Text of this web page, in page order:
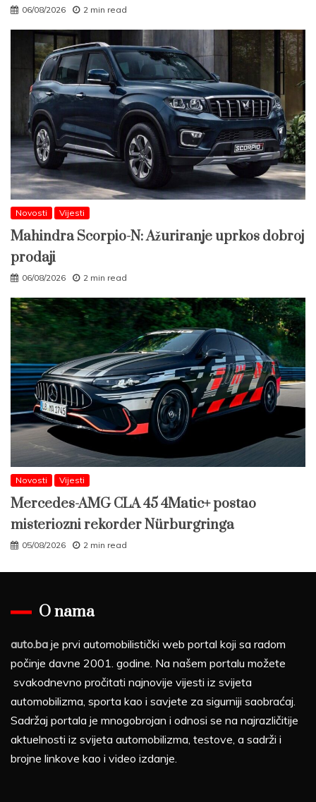
06/08/2026 2 min read
Novosti Vijesti
Mahindra Scorpio-N: Ažuriranje uprkos dobroj
prodaji
06/08/2026 2 min read
Novosti Vijesti
Mercedes-AMG CLA 45 4Matic+ postao
misteriozni rekorder Nürburgringa
05/08/2026 2 min read
O nama
auto.ba je prvi automobilistički web portal koji sa radom
počinje davne 2001. godine. Na našem portalu možete
svakodnevno pročitati najnovije vijesti iz svijeta
automobilizma, sporta kao i savjete za sigurniji saobraćaj.
Sadržaj portala je mnogobrojan i odnosi se na najrazličitije
aktuelnosti iz svijeta automobilizma, testove, a sadrži i
brojne linkove kao i video izdanje.